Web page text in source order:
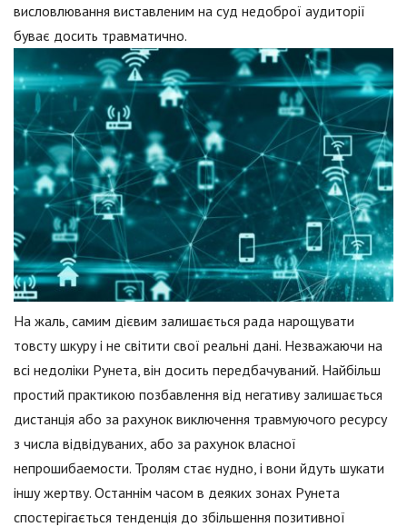
висловлювання виставленим на суд недоброї аудиторії
буває досить травматично.
На жаль, самим дієвим залишається рада нарощувати
товсту шкуру і не світити свої реальні дані. Незважаючи на
всі недоліки Рунета, він досить передбачуваний. Найбільш
простий практикою позбавлення від негативу залишається
дистанція або за рахунок виключення травмуючого ресурсу
з числа відвідуваних, або за рахунок власної
непрошибаемости. Тролям стає нудно, і вони йдуть шукати
іншу жертву. Останнім часом в деяких зонах Рунета
спостерігається тенденція до збільшення позитивної